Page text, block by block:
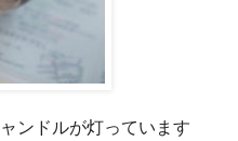
ンドルが灯っています